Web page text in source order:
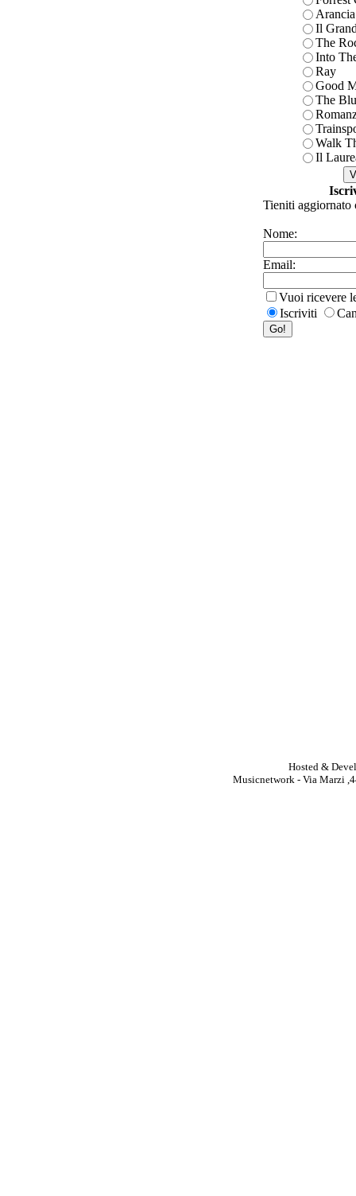
Il
The
Into
Ray
Good
The
Walk
Il
Tieniti aggiornato
Nome:
Email:
Vuoi ricevere
Iscriviti
Hosted &
Musicnetwork - Via Marzi